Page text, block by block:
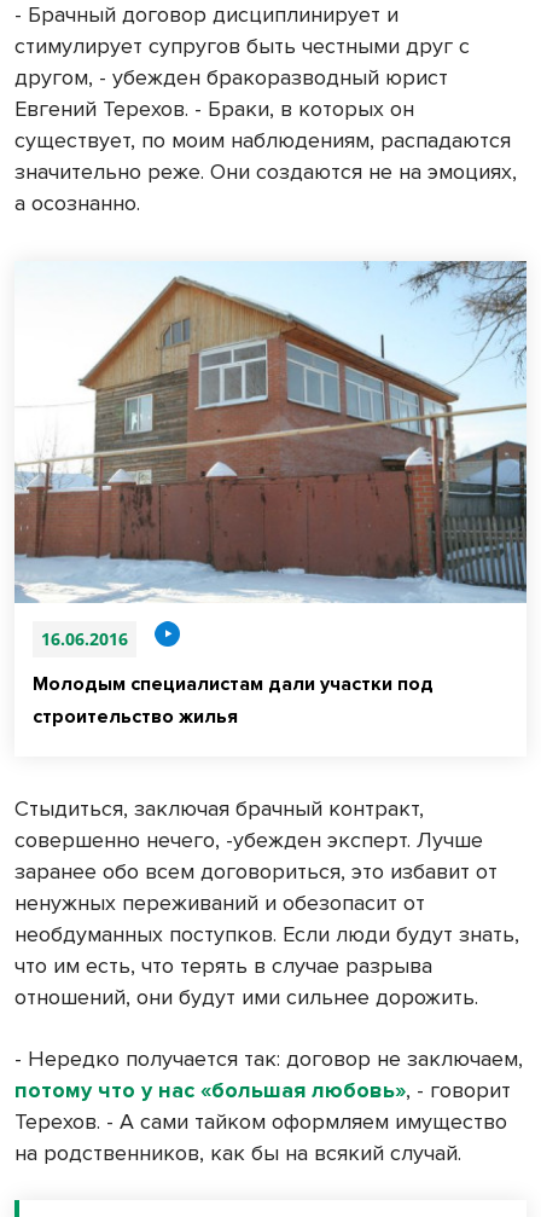
- Брачный договор дисциплинирует и
стимулирует супругов быть честными друг с
другом, - убежден бракоразводный юрист
Евгений Терехов. - Браки, в которых он
существует, по моим наблюдениям, распадаются
значительно реже. Они создаются не на эмоциях,
а осознанно.
16.06.2016
Молодым специалистам дали участки под
строительство жилья
Стыдиться, заключая брачный контракт,
совершенно нечего, -убежден эксперт. Лучше
заранее обо всем договориться, это избавит от
ненужных переживаний и обезопасит от
необдуманных поступков. Если люди будут знать,
что им есть, что терять в случае разрыва
отношений, они будут ими сильнее дорожить.
- Нередко получается так: договор не заключаем,
потому что у нас «большая любовь», - говорит
Терехов. - А сами тайком оформляем имущество
на родственников, как бы на всякий случай.